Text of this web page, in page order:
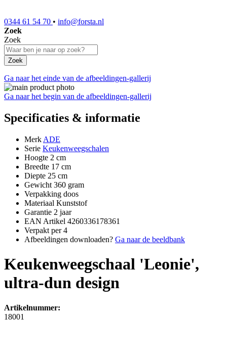
0344 61 54 70 • info@forsta.nl
Zoek
Zoek
Zoek
Ga naar het einde van de afbeeldingen-gallerij
Ga naar het begin van de afbeeldingen-gallerij
Specificaties & informatie
Merk ADE
Serie Keukenweegschalen
Hoogte 2 cm
Breedte 17 cm
Diepte 25 cm
Gewicht 360 gram
Verpakking doos
Materiaal Kunststof
Garantie 2 jaar
EAN Artikel 4260336178361
Verpakt per 4
Afbeeldingen downloaden? Ga naar de beeldbank
Keukenweegschaal 'Leonie',
ultra-dun design
Artikelnummer:
18001